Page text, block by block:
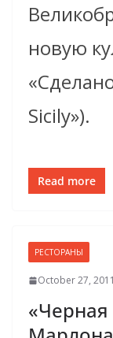
новую
Sicily»).
Read more
РЕСТОРАНЫ
October 27, 2011